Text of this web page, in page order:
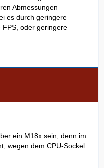
Abmessungen
es durch geringere
oder geringere
ein M18x sein, denn im
wegen dem CPU-Sockel.